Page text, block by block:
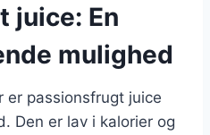
juice: En
mulighed
passionsfrugt juice
Den er lav i kalorier og